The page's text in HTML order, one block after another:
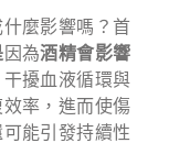
麼影響嗎？首
因為酒精會影響
干擾血液循環與
率，進而使傷
能引發持續性